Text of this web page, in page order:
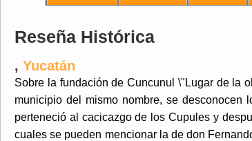
Reseña Histórica
, Yucatán
Sobre la fundación de Cuncunul \"Lugar de la
municipio del mismo nombre, se desconocen
perteneció al cacicazgo de los Cupules y
cuales se pueden mencionar la de don